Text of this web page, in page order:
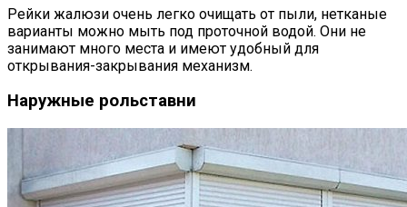
Рейки жалюзи очень легко очищать от пыли, нетканые
варианты можно мыть под проточной водой. Они не
занимают много места и имеют удобный для
открывания-закрывания механизм.
Наружные рольставни